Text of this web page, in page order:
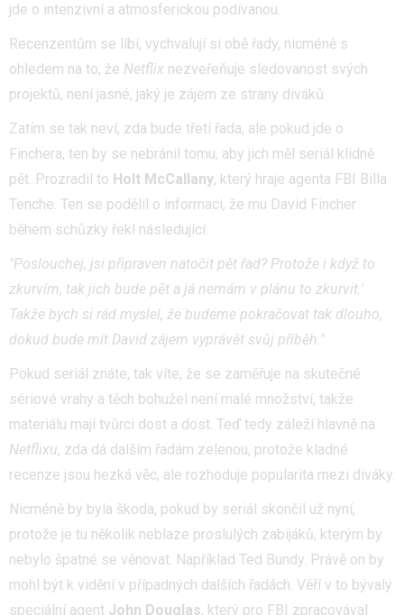
jde o intenzivní a atmosferickou podívanou.
Recenzentům se líbí, vychvalují si obě řady, nicméně s
ohledem na to, že Netflix nezveřeňuje sledovanost svých
projektů, není jasné, jaký je zájem ze strany diváků.
Zatím se tak neví, zda bude třetí řada, ale pokud jde o
Finchera, ten by se nebránil tomu, aby jich měl seriál klidně
pět. Prozradil to Holt McCallany, který hraje agenta FBI Billa
Tenche. Ten se podělil o informaci, že mu David Fincher
během schůzky řekl následující:
"Poslouchej, jsi připraven natočit pět řad? Protože i když to
zkurvím, tak jich bude pět a já nemám v plánu to zkurvit.'
Takže bych si rád myslel, že budeme pokračovat tak dlouho,
dokud bude mít David zájem vyprávět svůj příběh."
Pokud seriál znáte, tak víte, že se zaměřuje na skutečné
sériové vrahy a těch bohužel není malé množství, takže
materiálu mají tvůrci dost a dost. Teď tedy záleží hlavně na
Netflixu, zda dá dalším řadám zelenou, protože kladné
recenze jsou hezká věc, ale rozhoduje popularita mezi diváky.
Nicméně by byla škoda, pokud by seriál skončil už nyní,
protože je tu několik neblaze proslulých zabijáků, kterým by
nebylo špatné se věnovat. Například Ted Bundy. Právě on by
mohl být k vidění v případných dalších řadách. Věří v to bývalý
speciální agent John Douglas, který pro FBI zpracovával